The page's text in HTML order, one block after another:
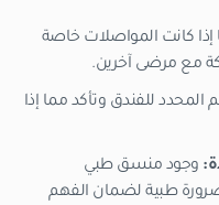
إذا كانت المواصلات خاصة
للفندق وتأكد مما إذا
وجود منسق طبي
طبية لضمان الفهم